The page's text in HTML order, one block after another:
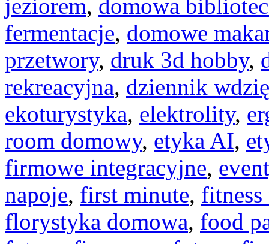
jeziorem, domowa
fermentacje, domowe
przetwory, druk 3d hobby,
rekreacyjna, dziennik
ekoturystyka, elektrolity,
room domowy, etyka AI,
firmowe integracyjne,
napoje, first minute,
florystyka domowa, food